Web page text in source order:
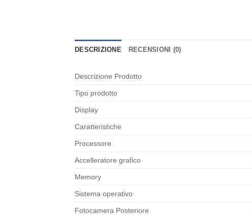
DESCRIZIONE RECENSIONI (0)
Descrizione Prodotto
Tipo prodotto
Display
Caratteristiche
Processore
Accelleratore grafico
Memory
Sistema operativo
Fotocamera Posteriore